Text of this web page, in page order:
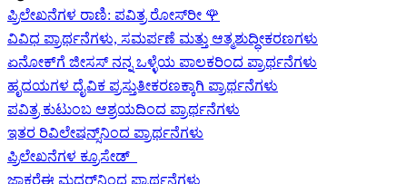
ಪ್ರಿಲೇಖನೆಗಳ ರಾಣಿ: ಪವಿತ್ರ ರೋಸ್‌ರೀ 🌹
ವಿವಿಧ ಪ್ರಾರ್ಥನೆಗಳು, ಸಮರ್ಪಣೆ ಮತ್ತು ಆತ್ಮಶುದ್ಧೀಕರಣಗಳು
ಏನೋಕ್‍ಗೆ ಜೀಸಸ್ ನನ್ನ ಒಳ್ಳೆಯ ಪಾಲಕರಿಂದ ಪ್ರಾರ್ಥನೆಗಳು
ಹೃದಯಗಳ ದೈವಿಕ ಪ್ರಸ್ತುತೀಕರಣಕ್ಕಾಗಿ ಪ್ರಾರ್ಥನೆಗಳು
ಪವಿತ್ರ ಕುಟುಂಬ ಆಶ್ರಯದಿಂದ ಪ್ರಾರ್ಥನೆಗಳು
ಇತರ ರಿವಿಲೇಷನ್ಸ್‌ನಿಂದ ಪ್ರಾರ್ಥನೆಗಳು
ಪ್ರಿಲೇಖನೆಗಳ ಕ್ರೂಸೇಡ್
ಜಾಕರೆಈ ಮದರ್‌ನಿಂದ ಪ್ರಾರ್ಥನೆಗಳು